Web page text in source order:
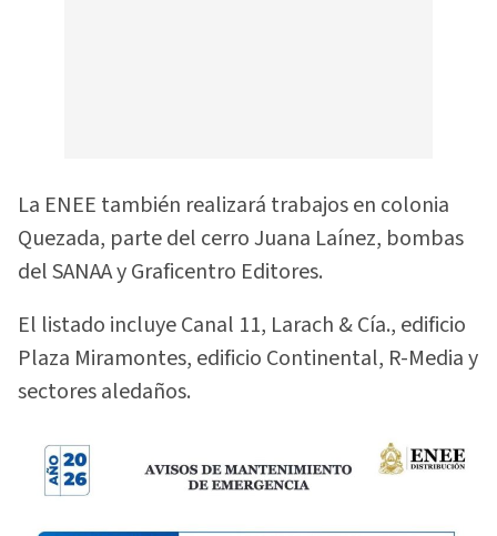
La ENEE también realizará trabajos en colonia
Quezada, parte del cerro Juana Laínez, bombas
del SANAA y Graficentro Editores.
El listado incluye Canal 11, Larach & Cía., edificio
Plaza Miramontes, edificio Continental, R-Media y
sectores aledaños.